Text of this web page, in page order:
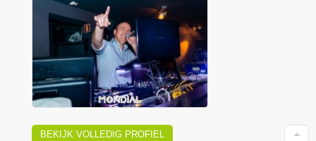
BEKIJK VOLLEDIG PROFIEL